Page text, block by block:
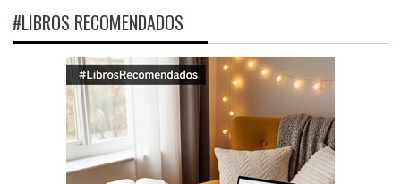
#LIBROS RECOMENDADOS